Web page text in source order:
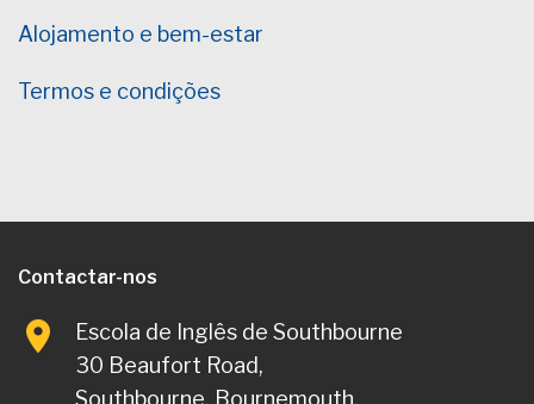
Alojamento e bem-estar
Termos e condições
Contactar-nos
Escola de Inglês de Southbourne
30 Beaufort Road,